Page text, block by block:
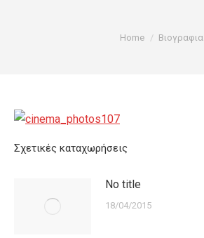
You are here:
Home Βιογραφια
Σχετικές καταχωρήσεις
No title
18/04/2015